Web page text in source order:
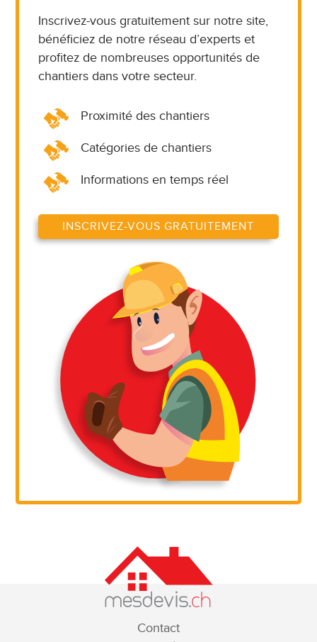
Inscrivez-vous gratuitement sur notre site,
bénéficiez de notre réseau d’experts et
profitez de nombreuses opportunités de
chantiers dans votre secteur.
Proximité des chantiers
Catégories de chantiers
Informations en temps réel
INSCRIVEZ-VOUS GRATUITEMENT
Contact